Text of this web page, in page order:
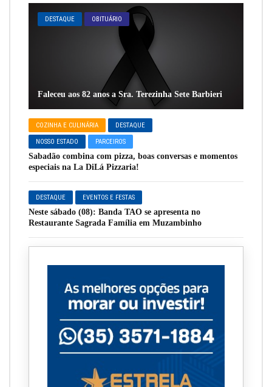
DESTAQUE OBITUÁRIO
Faleceu aos 82 anos a Sra. Terezinha Sete Barbieri
COZINHA E CULINÁRIA DESTAQUE
NOSSO ESTADO PARCEIROS
Sabadão combina com pizza, boas conversas e momentos
especiais na La DiLá Pizzaria!
DESTAQUE EVENTOS E FESTAS
Neste sábado (08): Banda TAO se apresenta no
Restaurante Sagrada Família em Muzambinho